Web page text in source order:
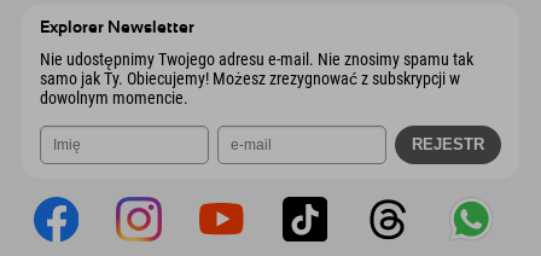
Explorer Newsletter
Nie udostępnimy Twojego adresu e-mail. Nie znosimy spamu tak
samo jak Ty. Obiecujemy! Możesz zrezygnować z subskrypcji w
dowolnym momencie.